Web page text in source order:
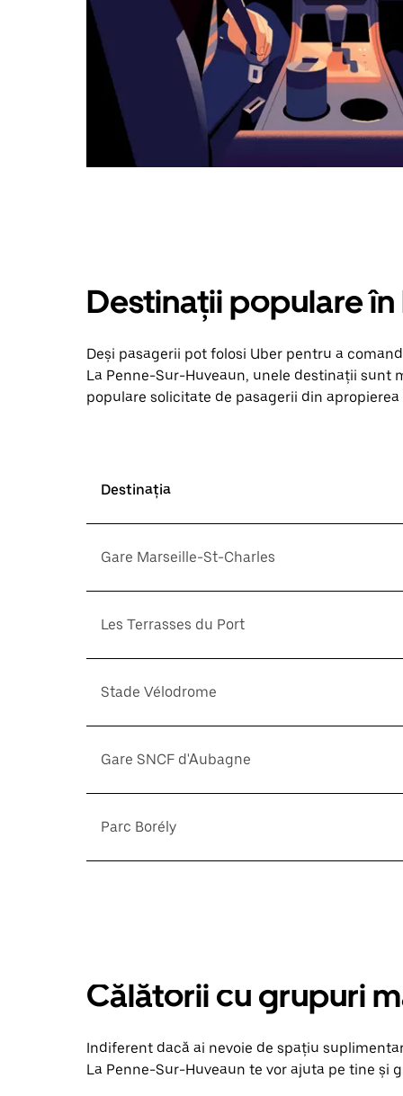
Destinații populare
Deși pasagerii pot folosi Uber pentru a
La Penne-Sur-Huveaun, unele destinații sunt
populare solicitate de pasagerii din
Destinația
Gare Marseille-St-Charles
Les Terrasses du Port
Stade Vélodrome
Gare SNCF d'Aubagne
Parc Borély
Călătorii cu grupuri
Indiferent dacă ai nevoie de spațiu
La Penne-Sur-Huveaun te vor ajuta pe tine și